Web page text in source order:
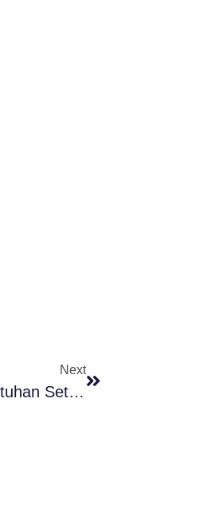
Next
Penggunaan Mesin Bending Roll Pipa Sebagai Kebutuhan Setiap Konstruksi